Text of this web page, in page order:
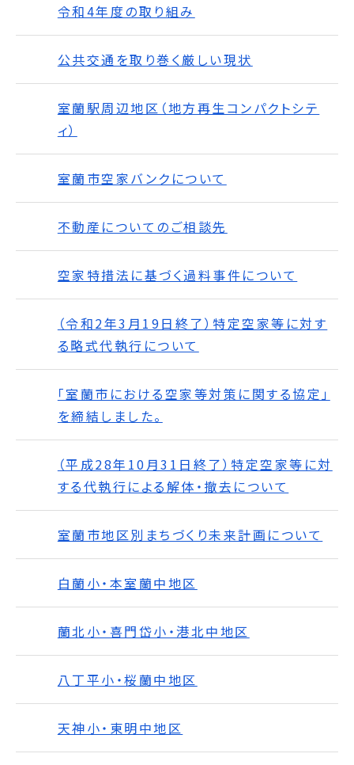
令和4年度の取り組み
公共交通を取り巻く厳しい現状
室蘭駅周辺地区（地方再生コンパクトシテ
ィ）
室蘭市空家バンクについて
不動産についてのご相談先
空家特措法に基づく過料事件について
（令和2年3月19日終了）特定空家等に対す
る略式代執行について
「室蘭市における空家等対策に関する協定」
を締結しました。
（平成28年10月31日終了）特定空家等に対
する代執行による解体・撤去について
室蘭市地区別まちづくり未来計画について
白蘭小・本室蘭中地区
蘭北小・喜門岱小・港北中地区
八丁平小・桜蘭中地区
天神小・東明中地区